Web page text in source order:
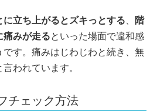
立ち上がるとズキっとする
階
痛みが走るといった場面で違和感
す。痛みはじわじわと続き、無
われています。
チェック方法